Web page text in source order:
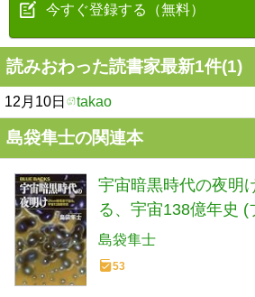
今すぐ登録する（無料）
読みおわった読書家最新1件(1)
12月10日 takao
島袋隼士の関連本
宇宙暗黒時代の夜明
る、宇宙138億年史 (
2314)
島袋隼士
53